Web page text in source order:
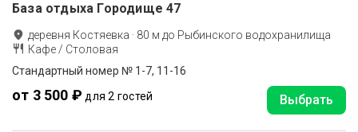
База отдыха Городище 47
деревня Костяевка · 80 м до Рыбинского водохранилища
Кафе / Столовая
Стандартный номер № 1-7, 11-16
от 3 500 ₽ для 2 гостей Выбрать